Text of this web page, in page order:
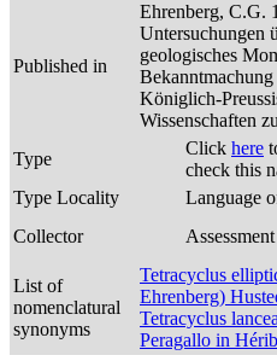
Published in
Ehrenberg, C.G.
Untersuchungen
geologisches
Königlich-
Wissenschaften
Type
Click here
check this
Type Locality
Language
Collector
List of
nomenclatural
synonyms
Tetracyclus
Ehrenberg)
Tetracyclus
Peragallo in